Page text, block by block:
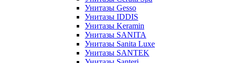
Унитазы Gesso
Унитазы IDDIS
Унитазы Keramin
Унитазы SANITA
Унитазы Sanita Luxe
Унитазы SANTEK